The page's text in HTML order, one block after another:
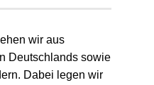
wir aus
Deutschlands sowie
Dabei legen wir